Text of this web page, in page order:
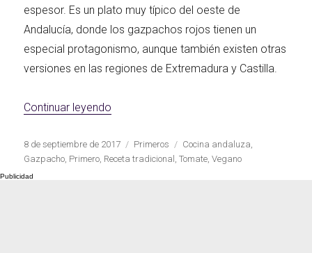
espesor. Es un plato muy típico del oeste de
Andalucía, donde los gazpachos rojos tienen un
especial protagonismo, aunque también existen otras
versiones en las regiones de Extremadura y Castilla.
Continuar leyendo
Publicado
el
8 de septiembre de 2017 Categorías
Primeros Etiquetas
Cocina andaluza
Gazpacho Primero Receta tradicional ,Tomate ,Vegano